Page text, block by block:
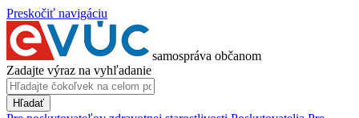
Preskočiť navigáciu
samospráva občanom
Zadajte výraz na vyhľadanie
Hľadať